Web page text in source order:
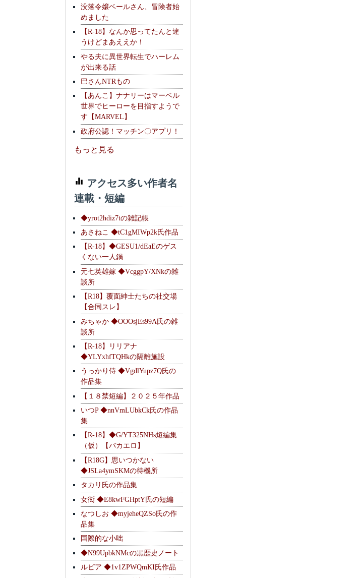
没落令嬢ベールさん、冒険者始
めました
【R-18】なんか思ってたんと違
うけどまあええか！
やる夫に異世界転生でハーレム
が出来る話
巴さんNTRもの
【あんこ】ナナリーはマーベル
世界でヒーローを目指すようで
す【MARVEL】
政府公認！マッチン〇アプリ！
もっと見る
アクセス多い作者名
連載・短編
◆yrot2hdiz7tの雑記帳
あさねこ ◆tC1gMIWp2k氏作品
【R-18】◆GESU1/dEaEのゲス
くない一人鍋
元七英雄嫁 ◆VcggpY/XNkの雑
談所
【R18】覆面紳士たちの社交場
【合同スレ】
みちゃか ◆OOOsjEs99A氏の雑
談所
【R-18】リリアナ
◆YLYxhfTQHkの隔離施設
うっかり侍 ◆VgdlYupz7Q氏の
作品集
【１８禁短編】２０２５年作品
いつP ◆nnVmLUbkCk氏の作品
集
【R-18】◆G/YT325NHs短編集
（仮）【バカエロ】
【R18G】思いつかない
◆JSLa4ymSKMの待機所
タカリ氏の作品集
女衒 ◆E8kwFGHptY氏の短編
なつしお ◆myjeheQZSo氏の作
品集
国際的な小咄
◆N99UpbkNMcの黒歴史ノート
ルピア ◆1v1ZPWQmKI氏作品